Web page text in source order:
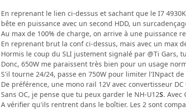
En reprenant le lien ci-dessus et sachant que le I7
bête en puissance avec un second HDD, un
Au max de 100% de charge, on arrive à une puissance
En reprenant brut la conf ci-dessus, mais avec un max
Hormis le coup du SLI justement signalé par @Ti Gars,
Donc, 650W me paraissent très bien pour un usage
S'il tourne 24/24, passe en 750W pour limiter l'INpact
De préférence, une mono rail 12V avec convertisseur DC
Sans OC, je pense que tu peux garder le NH-U12S. Avec
A vérifier qu'ils rentrent dans le boîtier. Les 2 sont